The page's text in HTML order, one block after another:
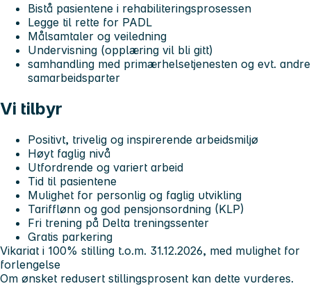
Bistå pasientene i rehabiliteringsprosessen
Legge til rette for PADL
Målsamtaler og veiledning
Undervisning (opplæring vil bli gitt)
samhandling med primærhelsetjenesten og evt. andre
samarbeidsparter
Vi tilbyr
Positivt, trivelig og inspirerende arbeidsmiljø
Høyt faglig nivå
Utfordrende og variert arbeid
Tid til pasientene
Mulighet for personlig og faglig utvikling
Tarifflønn og god pensjonsordning (KLP)
Fri trening på Delta treningssenter
Gratis parkering
Vikariat i 100% stilling t.o.m. 31.12.2026, med mulighet for
forlengelse
Om ønsket redusert stillingsprosent kan dette vurderes.